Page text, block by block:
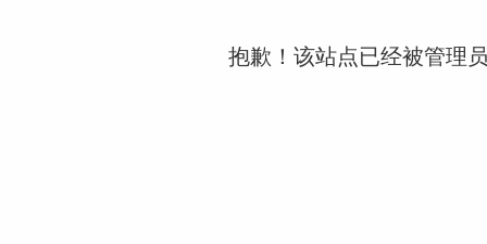
抱歉！该站点已经被管理